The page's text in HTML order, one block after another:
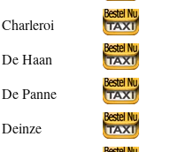
Charleroi
De Haan
De Panne
Deinze